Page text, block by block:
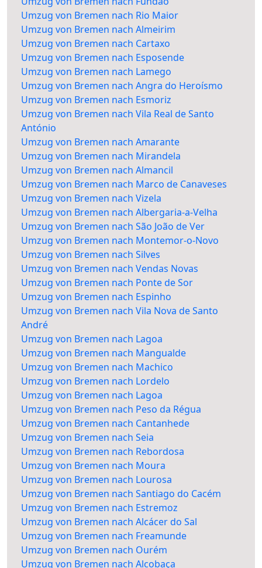
Umzug von Bremen nach Rio Maior
Umzug von Bremen nach Almeirim
Umzug von Bremen nach Cartaxo
Umzug von Bremen nach Esposende
Umzug von Bremen nach Lamego
Umzug von Bremen nach Angra do Heroísmo
Umzug von Bremen nach Esmoriz
Umzug von Bremen nach Vila Real de Santo
António
Umzug von Bremen nach Amarante
Umzug von Bremen nach Mirandela
Umzug von Bremen nach Almancil
Umzug von Bremen nach Marco de Canaveses
Umzug von Bremen nach Vizela
Umzug von Bremen nach Albergaria-a-Velha
Umzug von Bremen nach São João de Ver
Umzug von Bremen nach Montemor-o-Novo
Umzug von Bremen nach Silves
Umzug von Bremen nach Vendas Novas
Umzug von Bremen nach Ponte de Sor
Umzug von Bremen nach Espinho
Umzug von Bremen nach Vila Nova de Santo
André
Umzug von Bremen nach Lagoa
Umzug von Bremen nach Mangualde
Umzug von Bremen nach Machico
Umzug von Bremen nach Lordelo
Umzug von Bremen nach Lagoa
Umzug von Bremen nach Peso da Régua
Umzug von Bremen nach Cantanhede
Umzug von Bremen nach Seia
Umzug von Bremen nach Rebordosa
Umzug von Bremen nach Moura
Umzug von Bremen nach Lourosa
Umzug von Bremen nach Santiago do Cacém
Umzug von Bremen nach Estremoz
Umzug von Bremen nach Alcácer do Sal
Umzug von Bremen nach Freamunde
Umzug von Bremen nach Ourém
Umzug von Bremen nach Alcobaça